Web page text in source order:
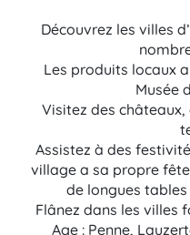
Découvrez les villes
Les produits locaux
Musée
Visitez des
Assistez à des
village a sa propre
de longues
Flânez dans les villes
Age : Penne,